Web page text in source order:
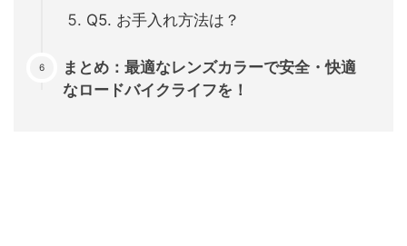
Q5. お手入れ方法は？
まとめ：最適なレンズカラーで安全・快適
なロードバイクライフを！